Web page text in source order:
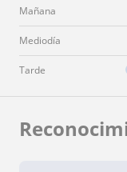
Mañana
Mediodía
Tarde